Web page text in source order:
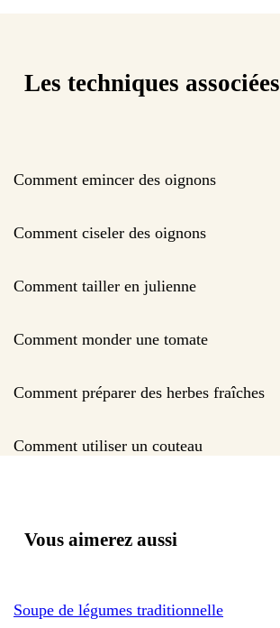
Les techniques associées
Comment emincer des oignons
Comment ciseler des oignons
Comment tailler en julienne
Comment monder une tomate
Comment préparer des herbes fraîches
Comment utiliser un couteau
Vous aimerez aussi
Soupe de légumes traditionnelle